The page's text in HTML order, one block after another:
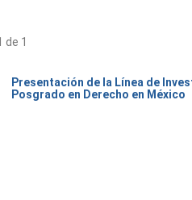
1
Presentación de la Línea de
Posgrado en Derecho en México